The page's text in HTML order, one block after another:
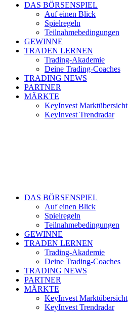
DAS BÖRSENSPIEL
Auf einen Blick
Spielregeln
Teilnahmebedingungen
GEWINNE
TRADEN LERNEN
Trading-Akademie
Deine Trading-Coaches
TRADING NEWS
PARTNER
MÄRKTE
KeyInvest Marktübersicht
KeyInvest Trendradar
DAS BÖRSENSPIEL
Auf einen Blick
Spielregeln
Teilnahmebedingungen
GEWINNE
TRADEN LERNEN
Trading-Akademie
Deine Trading-Coaches
TRADING NEWS
PARTNER
MÄRKTE
KeyInvest Marktübersicht
KeyInvest Trendradar